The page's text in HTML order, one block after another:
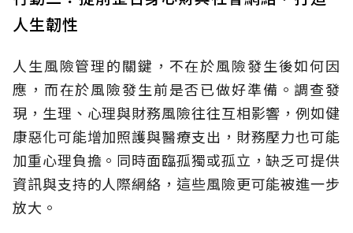
人生韌性
人生風險管理的關鍵，不在於風險發生後如何因
應，而在於風險發生前是否已做好準備。調查發
現，生理、心理與財務風險往往互相影響，例如健
康惡化可能增加照護與醫療支出，財務壓力也可能
加重心理負擔。同時面臨孤獨或孤立，缺乏可提供
資訊與支持的人際網絡，這些風險更可能被進一步
放大。